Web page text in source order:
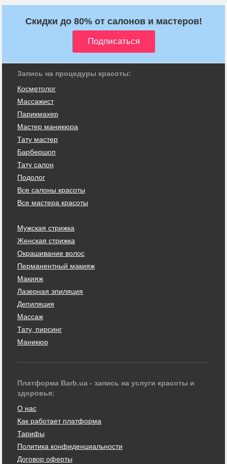
Скидки до 80% от салонов и мастеров!
Запись на процедуры красоты:
Косметолог
Массажист
Парикмахер
Мастер маникюра
Тату мастер
Барбершоп
Тату салон
Подолог
Все салоны красоты
Все мастера красоты
Мужская стрижка
Женская стрижка
Окрашивание волос
Перманентный макияж
Макияж
Лазерная эпиляция
Депиляция
Массаж
Тату, пирсинг
Маникюр
Платформа Barb.ua - запись на услуги красоты и
здоровья:
О нас
Как работает платформа
Тарифы
Политика конфиденциальности
Договор оферты